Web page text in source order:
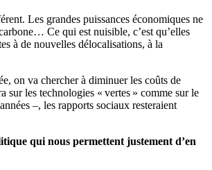
Les grandes puissances économiques ne
Ce qui est nuisible, c’est qu’elles
à de nouvelles délocalisations, à la
on va chercher à diminuer les coûts de
les technologies « vertes » comme sur le
–, les rapports sociaux resteraient
qui nous permettent justement d’en